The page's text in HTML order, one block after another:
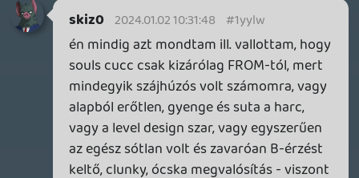
- Oldal: a hírezés változása szerintem jó, a
tesztek - őszintén szólva- nekem már nem
annyira releváns tartalmak, de ez inkább
annak köszönhető, hogy az írott teszteket
már évek óta kevésbé követem-kedvelem.
Az oldal viszont már megszokott felület,
nem kell magamnak bemutatni 🙂